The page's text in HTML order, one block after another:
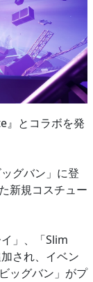
』とコラボを発
グバン」に登
新規コスチュー
」、「Slim
され、イベン
ッグバン」がプ